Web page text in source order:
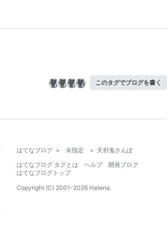
このタグでブログを書く
はてなブログ > 未指定 > 天邪鬼さんぽ
はてなブログ タグとは
ヘルプ
開発ブログ
はてなブログトップ
Copyright (C) 2001-2026 Hatena.